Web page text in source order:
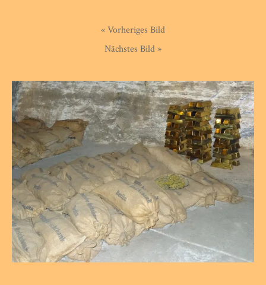
« Vorheriges Bild
Nächstes Bild »